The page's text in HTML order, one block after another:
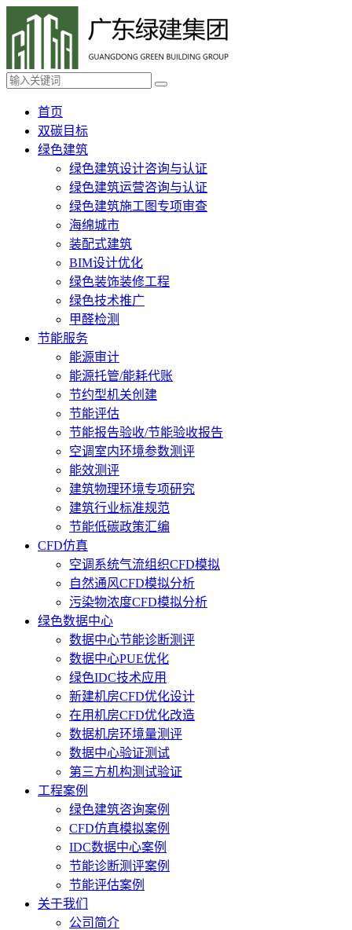
首页
双碳目标
绿色建筑
绿色建筑设计咨询与认证
绿色建筑运营咨询与认证
绿色建筑施工图专项审查
海绵城市
装配式建筑
BIM设计优化
绿色装饰装修工程
绿色技术推广
甲醛检测
节能服务
能源审计
能源托管/能耗代账
节约型机关创建
节能评估
节能报告验收/节能验收报告
空调室内环境参数测评
能效测评
建筑物理环境专项研究
建筑行业标准规范
节能低碳政策汇编
CFD仿真
空调系统气流组织CFD模拟
自然通风CFD模拟分析
污染物浓度CFD模拟分析
绿色数据中心
数据中心节能诊断测评
数据中心PUE优化
绿色IDC技术应用
新建机房CFD优化设计
在用机房CFD优化改造
数据机房环境量测评
数据中心验证测试
第三方机构测试验证
工程案例
绿色建筑咨询案例
CFD仿真模拟案例
IDC数据中心案例
节能诊断测评案例
节能评估案例
关于我们
公司简介